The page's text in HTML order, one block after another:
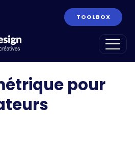
TOOLBOX
pour